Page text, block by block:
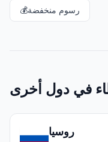
💰رسوم منخفضة
في دول أخرى
روسيا